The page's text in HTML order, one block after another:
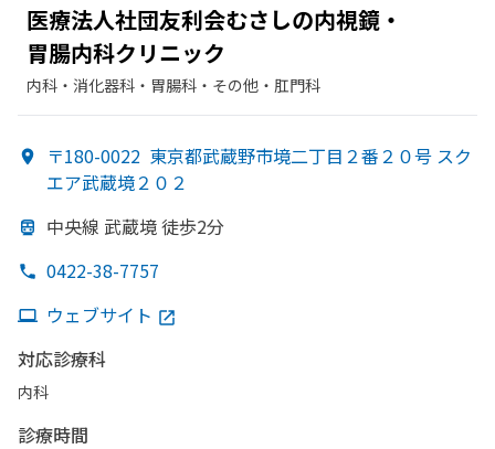
医療法人社団友利会むさしの内視鏡・
胃腸内科クリニック
内科・​消化器科・​胃腸科・​その他・​肛門科
〒180-0022 東京都武蔵野市境二丁目２番２０号 スク
エア武蔵境２０２
中央線 武蔵境 徒歩2分
0422-38-7757
ウェブサイト
対応診療科
内科
診療時間